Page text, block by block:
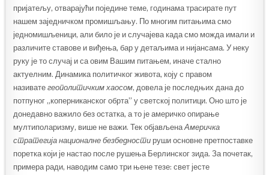
пријатељу, отварајући поједине теме, годинама трасирате пут
нашем заједничком промишљању. По многим питањима смо
једномишљеници, али било је и случајева када смо можда имали и
различите ставове и виђења, бар у детаљима и нијансама. У неку
руку је то случај и са овим Вашим питањем, иначе стално
актуелним. Динамика политичког живота, коју с правом
називатегеополитичким хаосом, довела је последњих дана до
потпуног „коперниканског обрта” у светској политици. Оно што је
донедавно важило без остатка, а то је америчко опирање
мултиполаризму, више не важи. Тек објављенаАмеричка
стратегија националне безбедности руши основне претпоставке
поретка који је настао после рушења Берлинског зида. За почетак,
примера ради, наводим само три њене тезе: свет јесте